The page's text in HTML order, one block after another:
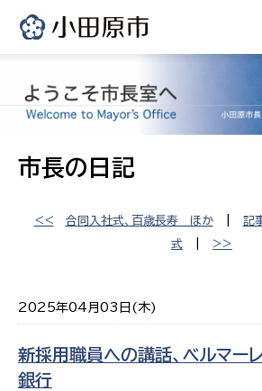
市長の日記
<< 合同入社式、百歳長寿 ほか| 記
式
>>
2025年04月03日(木)
新採用職員への講話、ベルマー
銀行